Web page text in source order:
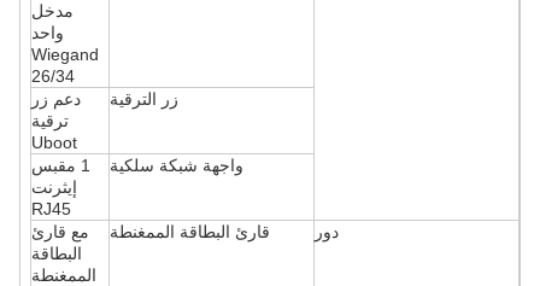
مدخل
واحد
Wiegand
26/34
زر الترقية
دعم زر
ترقية
Uboot
واجهة شبكة سلكية
1 مقبس
إيثرنت
RJ45
دور
قارئ البطاقة الممغنطة
مع قارئ
البطاقة
الممغنطة